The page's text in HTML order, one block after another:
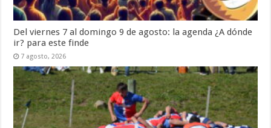
Del viernes 7 al domingo 9 de agosto: la agenda ¿A dónde
ir? para este finde
7 agosto, 2026